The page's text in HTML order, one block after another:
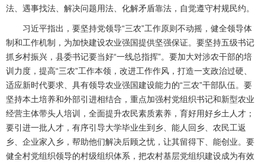
法、遇事找法、解决问题用法、化解矛盾靠法，自觉遵守村规民约。
习近平指出，要坚持党领导“三农”工作原则不动摇，健全领导体
制和工作机制，为加快建设农业强国提供坚强保证。要坚持五级书记
抓乡村振兴，县委书记要当好“一线总指挥”。要加大对涉农干部的培
训力度，提高“三农”工作本领，改进工作作风，打造一支政治过硬、
适应新时代要求、具有领导农业强国建设能力的“三农”干部队伍。要
坚持本土培养和外部引进相结合，重点加强村党组织书记和新型农业
经营主体带头人培训，全面提升农民素质素养，育好用好乡土人才；
要引进一批人才，有序引导大学毕业生到乡、能人回乡、农民工返
乡、企业家入乡，帮助他们解决后顾之忧，让其留得下、能创业。要
健全村党组织领导的村级组织体系，把农村基层党组织建设成为有效